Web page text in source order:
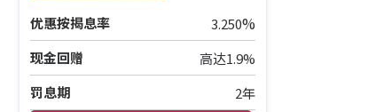
优惠按揭息率 3.250%
现金回赠
高达1.9%
罚息期
2年